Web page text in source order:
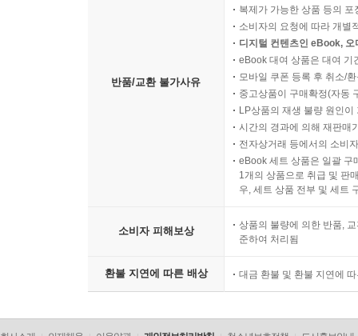
반품/교환 불가사유
복제가 가능한 상품 등의
소비자의 요청에 따라 개별
디지털 컨텐츠인 eBook,
eBook 대여 상품은 대여 기
모바일 쿠폰 등록 후 취소/
중고상품이 구매확정(자동
LP상품의 재생 불량 원인
시간의 경과에 의해 재판매
전자상거래 등에서의 소비
eBook 세트 상품은 일괄 구
1개의 상품으로 취급 및 판
우, 세트 상품 전부 및 세트
소비자 피해보상
상품의 불량에 의한 반품,
준하여 처리됨
환불 지연에 따른 배상 대금 환불 및 환불 지연에